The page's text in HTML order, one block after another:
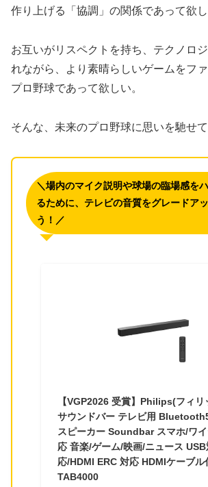
作り上げる「協調」の関係であって欲し
お互いがリスペクトを持ち、テクノロ
れながら、より素晴らしいゲームをフ
プロ野球であって欲しい。
そんな、未来のプロ野球に思いを馳せて
＼場内のマイク説明や球場の臨場感を
るために、テレビの音質をグレードア
う！／
【VGP2026 受賞】Philips(フィリ
サウンドバー テレビ用
スピーカー Soundbar スマホ/ワ
応 音楽/ゲーム/映画/ニュース USB
応/HDMI ERC 対応 HDMIケーブル
TAB4000